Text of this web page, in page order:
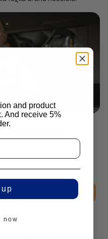
con
and product
And receive 5%
now